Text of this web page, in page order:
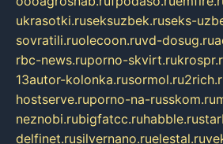
ukrasotki.ruseksuzbek.ruseks-
sovratili.ruolecoon.ruvd-dosug.ru
rbc-news.ruporno-skvirt.ru
13autor-kolonka.rusormol.ru
hostserve.ruporno-na-russkom.ru
neznobi.rubigfatcc.ruhabble.ru
delfinet.rusilvernano.ruelestal.ru